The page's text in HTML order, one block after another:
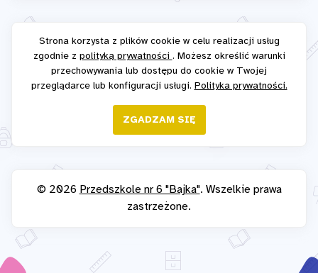
Strona korzysta z plików cookie w celu realizacji usług
zgodnie z polityką prywatności . Możesz określić warunki
przechowywania lub dostępu do cookie w Twojej
przeglądarce lub konfiguracji usługi. Polityka prywatności.
ZGADZAM SIĘ
© 2026 Przedszkole nr 6 "Bajka". Wszelkie prawa
zastrzeżone.